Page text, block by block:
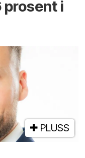
prosent i
PLUSS